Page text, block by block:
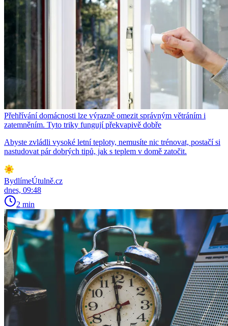
Přehřívání domácnosti lze výrazně omezit správným větráním i
zatemněním. Tyto triky fungují překvapivě dobře
Abyste zvládli vysoké letní teploty, nemusíte nic trénovat, postačí si
nastudovat pár dobrých tipů, jak s teplem v domě zatočit.
BydlímeÚtulně.cz
dnes, 09:48
2 min